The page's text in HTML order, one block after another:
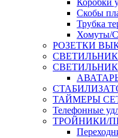
Коробки
Скобы
Трубка
Хомуты/
РОЗЕТКИ
ТАЙМЕРЫ
Телефонные
ТРОЙНИКИ/